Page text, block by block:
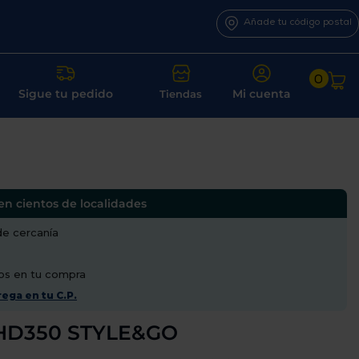
Añade tu código postal
Sigue tu pedido Tiendas Mi cuenta
0
cientos de localidades
cercanía
en tu compra
en tu C.P.
STYLE&GO